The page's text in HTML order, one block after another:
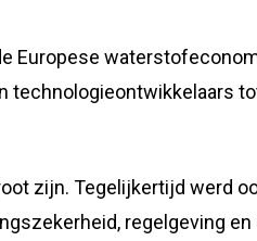
Europese
technologieontwikkelaars
zijn. Tegelijkertijd werd
regelgeving en